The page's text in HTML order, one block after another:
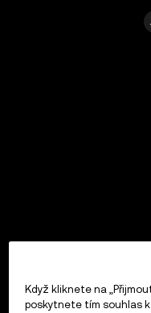
Když kliknete na
poskytnete tím souhlas